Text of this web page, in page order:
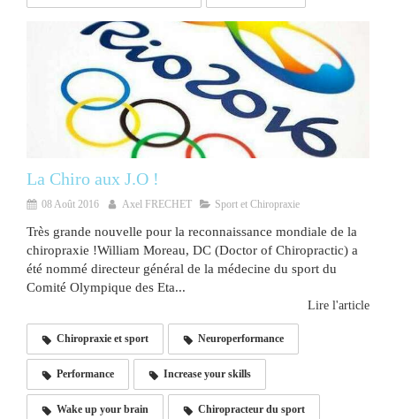
La Chiro aux J.O !
08 Août 2016 Axel FRECHET Sport et Chiropraxie
Très grande nouvelle pour la reconnaissance mondiale de la
chiropraxie !William Moreau, DC (Doctor of Chiropractic) a
été nommé directeur général de la médecine du sport du
Comité Olympique des Eta...
Lire l'article
Chiropraxie et sport Neuroperformance
Performance Increase your skills
Wake up your brain Chiropracteur du sport